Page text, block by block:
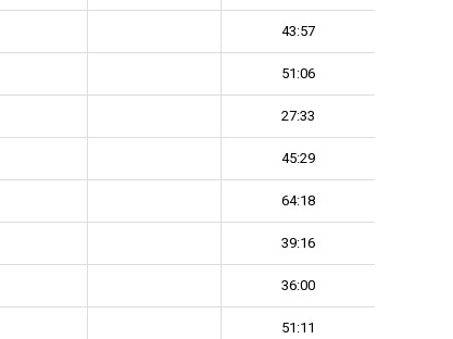
43:57
51:06
27:33
45:29
64:18
39:16
36:00
51:11